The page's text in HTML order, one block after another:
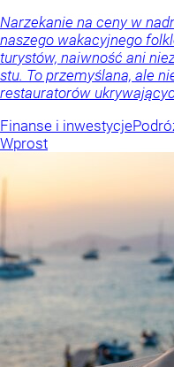
Narzekanie na ceny w
naszego wakacyjnego
turystów, naiwność ani
stu. To przemyślana, ale
restauratorów
Finanse i inwestycje
Wprost